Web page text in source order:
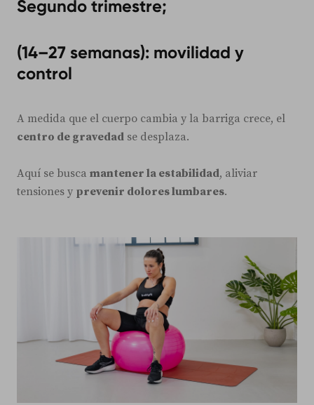
Segundo trimestre;
(14–27 semanas): movilidad y
control
A medida que el cuerpo cambia y la barriga crece, el
centro de gravedad se desplaza.
Aquí se busca mantener la estabilidad, aliviar
tensiones y prevenir dolores lumbares.